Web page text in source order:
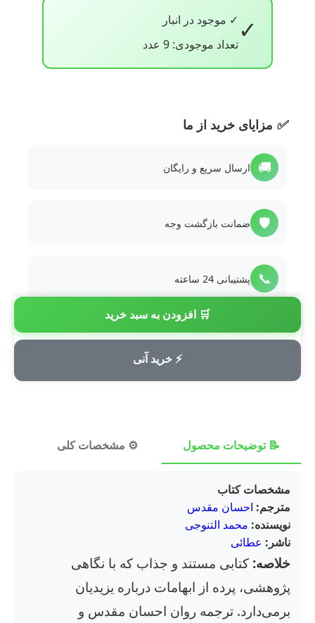
✓ ✓ موجود در انبار
تعداد موجودی: 9 عدد
🛒 افزودن به سبد خرید
⚡ خرید آنی
✅ مزایای خرید از ما
🚚 ارسال سریع و رایگان
🛡️ ضمانت بازگشت وجه
📞 پشتیبانی 24 ساعته
💳 پرداخت امن
📝 توضیحات محصول ⚙️ مشخصات کلی
مشخصات کتاب
مترجم: احسان مقدس
نویسنده: محمد التنوجی
ناشر: عطائی
خلاصه: کتابی مستند و جذاب که با نگاهی
پژوهشی، پرده از ابهامات درباره یزیدیان
برمی‌دارد. ترجمه روان احسان مقدس و